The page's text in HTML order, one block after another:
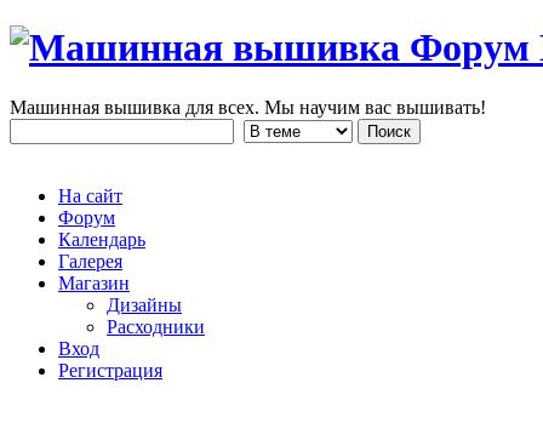
Машинная вышивка для всех. Мы научим вас вышивать!
На сайт
Форум
Календарь
Галерея
Магазин
Дизайны
Расходники
Вход
Регистрация